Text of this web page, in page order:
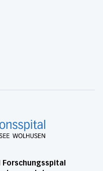
Forschungsspital